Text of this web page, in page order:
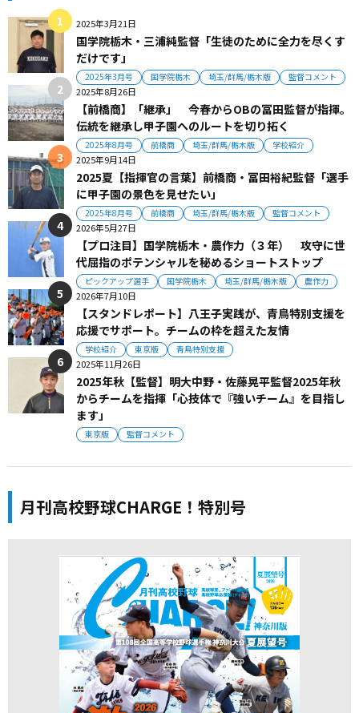
2025年3月21日
国学院栃木・三浦純監督「生徒のために全力を尽くす
だけです」
2025年3月号 国学院栃木 埼玉/群馬/栃木版 監督コメント
2025年8月26日
【前橋商】「継承」 今春からOBの冨田監督が指揮。
伝統を継承し甲子園へのルートを切り拓く
2025年8月号 前橋商 埼玉/群馬/栃木版 学校紹介
2025年9月14日
2025夏【指揮官の言葉】前橋商・冨田裕紀監督「選手
に甲子園の景色を見せたい」
2025年8月号 前橋商 埼玉/群馬/栃木版 監督コメント
2026年5月27日
【プロ注目】国学院栃木・農作力（３年） 攻守に世
代屈指のポテンシャルを秘めるショートストップ
ピックアップ選手 国学院栃木 埼玉/群馬/栃木版 農作力
2026年7月10日
【スタンドレポート】八王子実践が、青鳥特別支援を
応援でサポート。チームの枠を超えた友情
学校紹介 東京版 青鳥特別支援
2025年11月26日
2025年秋【監督】明大中野・佐藤晃平監督2025年秋
からチームを指揮「心技体で『強いチーム』を目指し
ます」
東京版 監督コメント
月刊高校野球CHARGE！特別号